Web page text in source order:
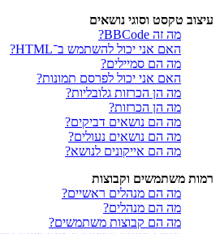
עיצוב טקסט וסוגי נושאים
מה זה BBCode?
האם אני יכול להשתמש ב־HTML?
מה הם סמיילים?
האם אני יכול לפרסם תמונות?
מה הן הכרזות גלובליות?
מה הן הכרזות?
מה הם נושאים דביקים?
מה הם נושאים נעולים?
מה הם אייקונים לנושא?
רמות משתמשים וקבוצות
מה הם מנהלים ראשיים?
מה הם מנהלים?
מה הם קבוצות משתמשים?